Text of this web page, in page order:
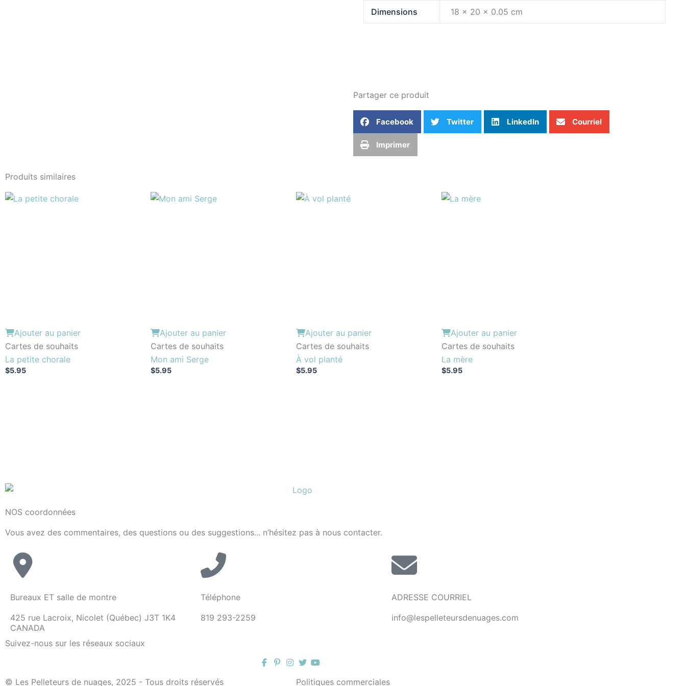
Dimensions 18 × 20 × 0.05 cm
Partager ce produit
Facebook Twitter LinkedIn Courriel
Imprimer
Produits similaires
Ajouter au panier
Cartes de souhaits
La petite chorale
$5.95
Ajouter au panier
Cartes de souhaits
Mon ami Serge
$5.95
Ajouter au panier
Cartes de souhaits
À vol planté
$5.95
Ajouter au panier
Cartes de souhaits
La mère
$5.95
NOS coordonnées
Vous avez des commentaires, des questions ou des suggestions... n’hésitez pas à nous contacter.
Bureaux ET salle de montre
425 rue Lacroix, Nicolet (Québec) J3T 1K4
CANADA
Téléphone
819 293-2259
ADRESSE COURRIEL
info@lespelleteursdenuages.com
Suivez-nous sur les réseaux sociaux
© Les Pelleteurs de nuages, 2025 - Tous droits réservés Politiques commerciales